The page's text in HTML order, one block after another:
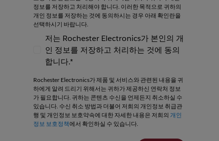
정보를 저장하고 처리해야 합니다. 이러한 목적으로 귀하의
개인 정보를 저장하는 것에 동의하시는 경우 아래 확인란을
선택하시기 바랍니다.
저는 Rochester Electronics가 본인의 개인 정보
저는 Rochester Electronics가 본인의 개
인 정보를 저장하고 처리하는 것에 동의
합니다.*
Rochester Electronics가 제품 및 서비스와 관련된 내용을 귀
하에게 알려 드리기 위해서는 귀하가 제공하신 연락처 정보
가 필요합니다. 귀하는 콘텐츠 수신을 언제든지 취소하실 수
있습니다. 수신 취소 방법과 더불어 저희의 개인정보 취급관
행 및 개인정보 보호약속에 대한 자세한 내용은 저희의 개인
정보 보호정책에서 확인하실 수 있습니다.